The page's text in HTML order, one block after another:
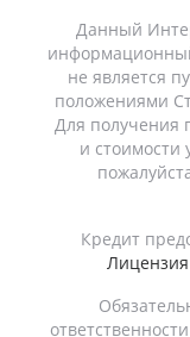
Данный
не является
положениями
Для получения
и стоимости
Кредит